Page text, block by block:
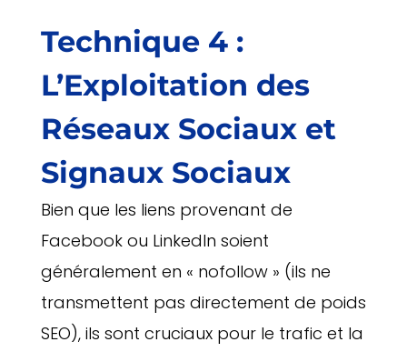
Technique 4 :
L’Exploitation des
Réseaux Sociaux et
Signaux Sociaux
Bien que les liens provenant de
Facebook ou LinkedIn soient
généralement en « nofollow » (ils ne
transmettent pas directement de poids
SEO), ils sont cruciaux pour le trafic et la